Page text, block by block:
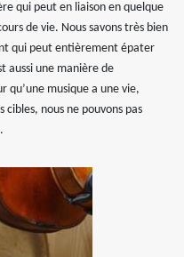
qui peut en liaison en quelque
de vie. Nous savons très bien
qui peut entièrement épater
aussi une manière de
qu’une musique a une vie,
nous ne pouvons pas